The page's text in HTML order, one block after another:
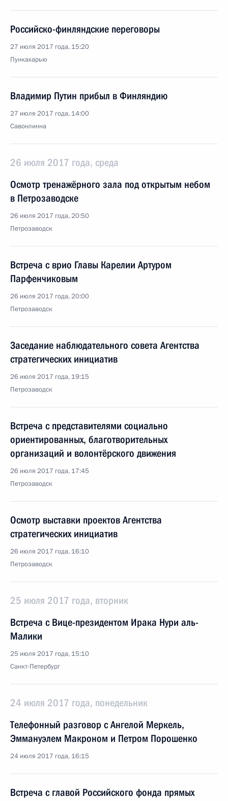
Российско-финляндские переговоры
27 июля 2017 года, 15:20
Пункахарью
Владимир Путин прибыл в Финляндию
27 июля 2017 года, 14:00
Савонлинна
26 июля 2017 года, среда
Осмотр тренажёрного зала под открытым небом
в Петрозаводске
26 июля 2017 года, 20:50
Петрозаводск
Встреча с врио Главы Карелии Артуром
Парфенчиковым
26 июля 2017 года, 20:00
Петрозаводск
Заседание наблюдательного совета Агентства
стратегических инициатив
26 июля 2017 года, 19:15
Петрозаводск
Встреча с представителями социально
ориентированных, благотворительных
организаций и волонтёрского движения
26 июля 2017 года, 17:45
Петрозаводск
Осмотр выставки проектов Агентства
стратегических инициатив
26 июля 2017 года, 16:10
Петрозаводск
25 июля 2017 года, вторник
Встреча с Вице-президентом Ирака Нури аль-
Малики
25 июля 2017 года, 15:10
Санкт-Петербург
24 июля 2017 года, понедельник
Телефонный разговор с Ангелой Меркель,
Эммануэлем Макроном и Петром Порошенко
24 июля 2017 года, 16:15
Встреча с главой Российского фонда прямых